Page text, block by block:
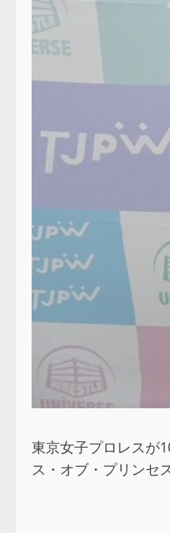
東京女子プロレスが
ス・オブ・プリンセ